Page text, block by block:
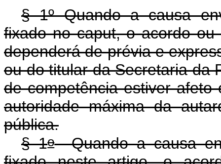
§ 1º Quando a causa
fixado no caput, o acordo
dependerá de prévia e
ou do titular da Secretaria da
de competência estiver
autoridade máxima da
pública.
§ 1oQuando a causa